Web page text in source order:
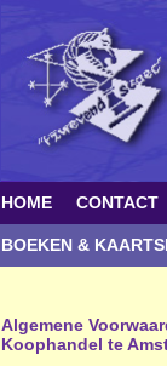
HOME CONTACT
BOEKEN &
Algemene
Koophandel te